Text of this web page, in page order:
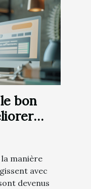
bon
manière
avec
devenus